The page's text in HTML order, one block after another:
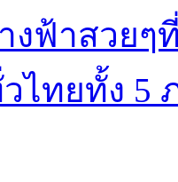
งฟ้าสวย
ไทยทั้ง 5